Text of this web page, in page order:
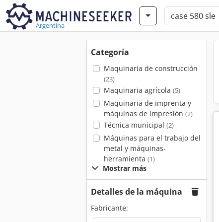
Argentina
Categoría
Maquinaria de construcción
(23)
Maquinaria agrícola (5)
Maquinaria de imprenta y
máquinas de impresión (2)
Técnica municipal (2)
Máquinas para el trabajo del
metal y máquinas-
herramienta (1)
Mostrar más
Detalles de la máquina
Fabricante: